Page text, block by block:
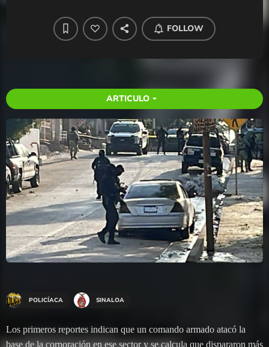
FOLLOW
ARTICULO arrow_drop_down
POLICÍACA SINALOA
Los primeros reportes indican que un comando armado atacó la
base de la corporación en ese sector y se calcula que dispararon más